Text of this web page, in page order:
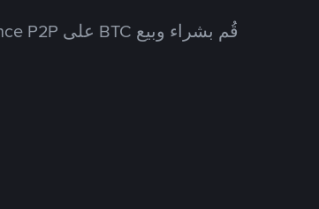
قُم بشراء وبيع BTC على Binance P2P باستخدام العديد من طرق الدفع